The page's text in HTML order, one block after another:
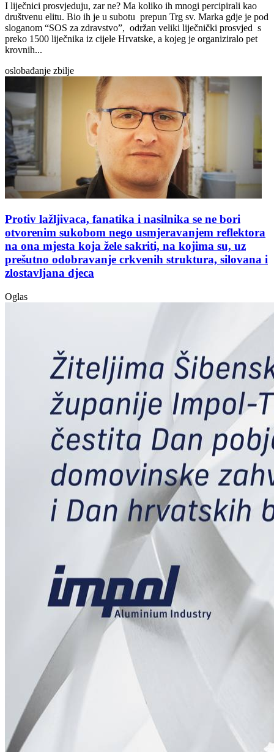
I liječnici prosvjeduju, zar ne? Ma koliko ih mnogi percipirali kao
društvenu elitu. Bio ih je u subotu prepun Trg sv. Marka gdje je pod
sloganom “SOS za zdravstvo”, održan veliki liječnički prosvjed s
preko 1500 liječnika iz cijele Hrvatske, a kojeg je organiziralo pet
krovnih...
oslobađanje zbilje
Protiv lažljivaca, fanatika i nasilnika se ne bori
otvorenim sukobom nego usmjeravanjem reflektora
na ona mjesta koja žele sakriti, na kojima su, uz
prešutno odobravanje crkvenih struktura, silovana i
zlostavljana djeca
Oglas